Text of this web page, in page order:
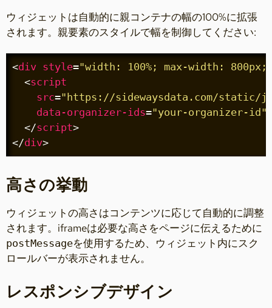
ウィジェットは自動的に親コンテナの幅の100%に拡張
されます。親要素のスタイルで幅を制御してください:
<div style="width: 100%; max-width:
<script
src="https://sidewaysdata.com/static/
data-organizer-ids="your-organizer-id"
</script>
</div>
高さの挙動
ウィジェットの高さはコンテンツに応じて自動的に調整
されます。iframeは必要な高さをページに伝えるために
postMessageを使用するため、ウィジェット内にスク
ロールバーが表示されません。
レスポンシブデザイン